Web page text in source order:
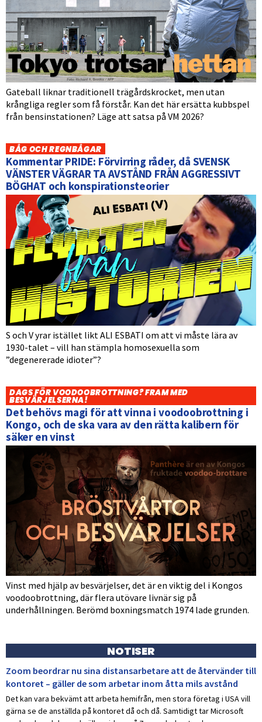
Gateball liknar traditionell trägårdskrocket, men utan
krångliga regler som få förstår. Kan det här ersätta kubbspel
från bensinstationen? Läge att satsa på VM 2026?
BÅG OCH REGNBÅGAR
Kommentar PRIDE: Förvirring råder, då SVENSK
VÄNSTER VÄGRAR TA AVSTÅND FRÅN AGGRESSIVT
BÖGHAT och konspirationsteorier
S och V yrar istället likt ALI ESBATI om att vi måste lära av
1930-talet – vill han stämpla homosexuella som
”degenererade idioter”?
DAGS FÖR VOODOOBROTTNING? FRAM MED
BESVÄRJELSERNA!
Det behövs magi för att vinna i voodoobrottning i
Kongo, och de ska vara av den rätta kalibern för
säker en vinst
Vinst med hjälp av besvärjelser, det är en viktig del i Kongos
voodoobrottning, där flera utövare livnär sig på
underhållningen. Berömd boxningsmatch 1974 lade grunden.
NOTISER
Zoom beordrar nu sina distansarbetare att de återvänder till
kontoret – gäller de som arbetar inom åtta mils avstånd
Det kan vara bekvämt att arbeta hemifrån, men stora företag i USA vill
gärna se de anställda på kontoret då och då. Samtidigt tar Microsoft